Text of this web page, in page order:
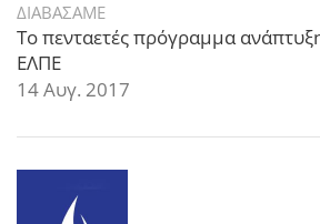
ΔΙΑΒΑΣΑΜΕ
Το πενταετές πρόγραμμα
ΕΛΠΕ
14 Αυγ. 2017